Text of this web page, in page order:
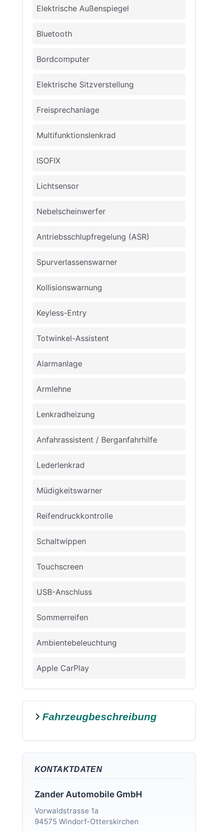
Elektrische Außenspiegel
Bluetooth
Bordcomputer
Elektrische Sitzverstellung
Freisprechanlage
Multifunktionslenkrad
ISOFIX
Lichtsensor
Nebelscheinwerfer
Antriebsschlupfregelung (ASR)
Spurverlassenswarner
Kollisionswarnung
Keyless-Entry
Totwinkel-Assistent
Alarmanlage
Armlehne
Lenkradheizung
Anfahrassistent / Berganfahrhilfe
Lederlenkrad
Müdigkeitswarner
Reifendruckkontrolle
Schaltwippen
Touchscreen
USB-Anschluss
Sommerreifen
Ambientebeleuchtung
Apple CarPlay
Fahrzeugbeschreibung
KONTAKTDATEN
Zander Automobile GmbH
Vorwaldstrasse 1a
94575 Windorf-Otterskirchen